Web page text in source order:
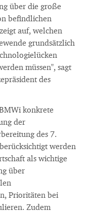
über die große
befindlichen
auf, welchen
grundsätzlich
müssen", sagt
des
konkrete
der
des 7.
werden
als wichtige
über
Prioritäten bei
Zudem